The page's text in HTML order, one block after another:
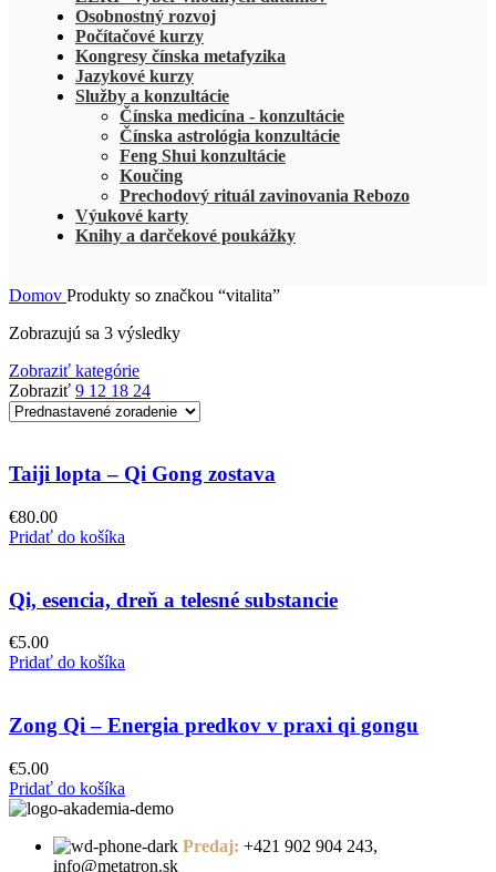
Osobnostný rozvoj
Počítačové kurzy
Kongresy čínska metafyzika
Jazykové kurzy
Služby a konzultácie
Čínska medicína - konzultácie
Čínska astrológia konzultácie
Feng Shui konzultácie
Koučing
Prechodový rituál zavinovania Rebozo
Výukové karty
Knihy a darčekové poukážky
Domov Produkty so značkou “vitalita”
Zobrazujú sa 3 výsledky
Zobraziť kategórie
Zobraziť 9 12 18 24
Taiji lopta – Qi Gong zostava
€80.00
Pridať do košíka
Qi, esencia, dreň a telesné substancie
€5.00
Pridať do košíka
Zong Qi – Energia predkov v praxi qi gongu
€5.00
Pridať do košíka
Predaj: +421 902 904 243,
info@metatron.sk